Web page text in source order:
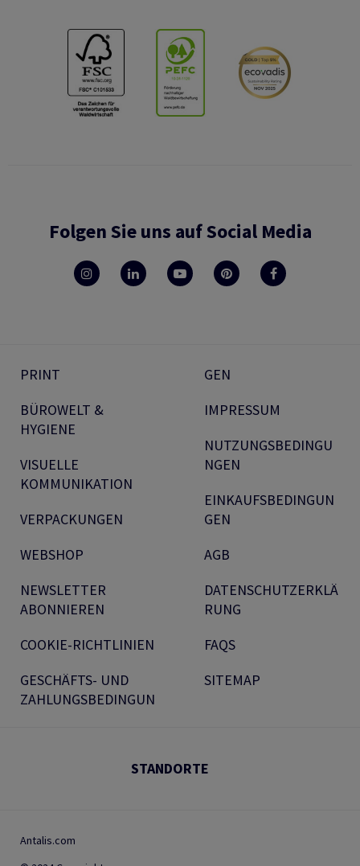
Folgen Sie uns auf Social Media
PRINT
BÜROWELT &
HYGIENE
VISUELLE
KOMMUNIKATION
VERPACKUNGEN
WEBSHOP
NEWSLETTER
ABONNIEREN
COOKIE-RICHTLINIEN
GESCHÄFTS- UND
ZAHLUNGSBEDINGUN
GEN
IMPRESSUM
NUTZUNGSBEDINGU
NGEN
EINKAUFSBEDINGUN
GEN
AGB
DATENSCHUTZERKLÄ
RUNG
FAQS
SITEMAP
STANDORTE
Antalis.com